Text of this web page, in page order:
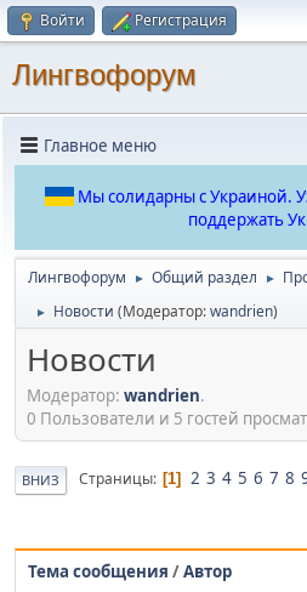
Войти Регистрация
Лингвофорум
Главное меню
Мы солидарны с Украиной.
поддержать
Лингвофорум ► Общий раздел ►
► Новости (Модератор:wandrien)
Новости
Модератор: wandrien.
0 Пользователи и 5 гостей
ВНИЗ Страницы 1 2 3 4 5 6 7 8
Тема сообщения /Автор